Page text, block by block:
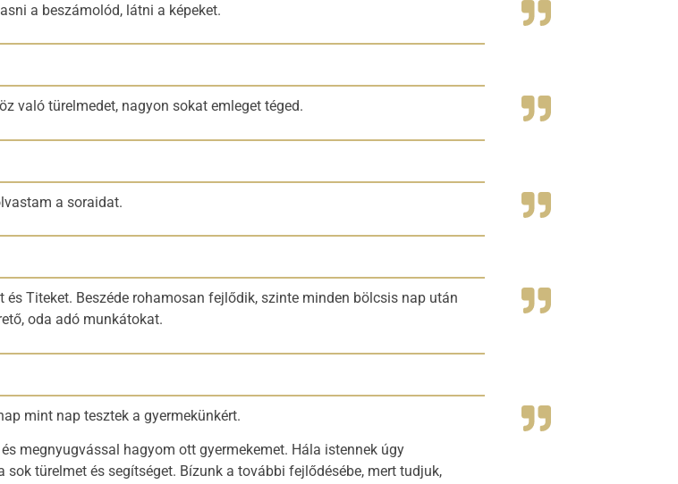
a beszámolód, látni a képeket.
való türelmedet, nagyon sokat emleget téged.
a soraidat.
Titeket. Beszéde rohamosan fejlődik, szinte minden bölcsis nap után
oda adó munkátokat.
mint nap tesztek a gyermekünkért.
megnyugvással hagyom ott gyermekemet. Hála istennek úgy
türelmet és segítséget. Bízunk a további fejlődésébe, mert tudjuk,